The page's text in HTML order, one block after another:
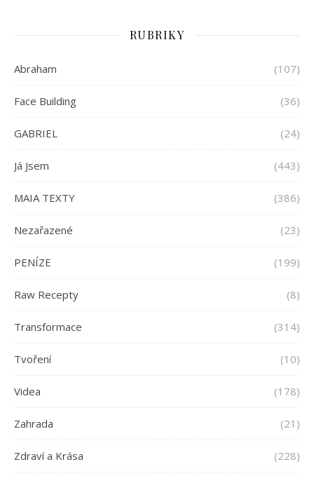
RUBRIKY
Abraham (107)
Face Building (36)
GABRIEL (24)
Já Jsem (443)
MAIA TEXTY (386)
Nezařazené (23)
PENÍZE (199)
Raw Recepty (8)
Transformace (314)
Tvoření (10)
Videa (178)
Zahrada (21)
Zdraví a Krása (228)